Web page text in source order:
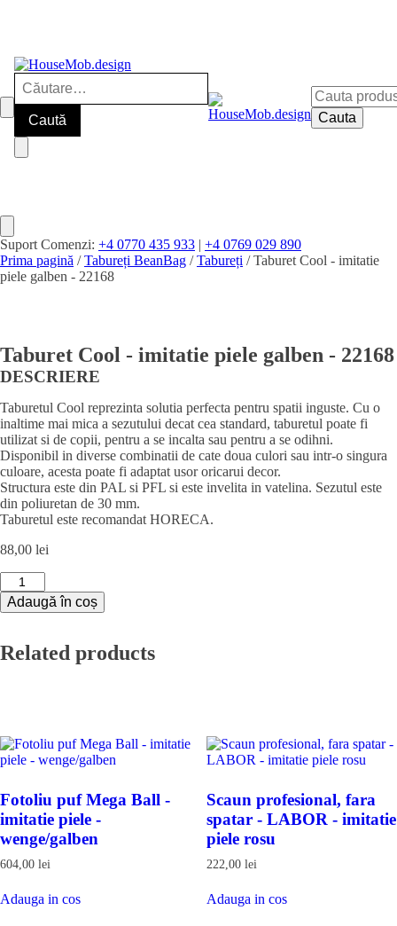
Caută
după:
Cauta
după:
Cauta
Suport Comenzi: +4 0770 435 933 | +4 0769 029 890
Prima pagină /Tabureți BeanBag /Tabureți / Taburet Cool - imitatie
piele galben - 22168
Taburet Cool - imitatie piele galben - 22168
DESCRIERE
Taburetul Cool reprezinta solutia perfecta pentru spatii inguste. Cu o
inaltime mai mica a sezutului decat cea standard, taburetul poate fi
utilizat si de copii, pentru a se incalta sau pentru a se odihni.
Disponibil in diverse combinatii de cate doua culori sau intr-o singura
culoare, acesta poate fi adaptat usor oricarui decor.
Structura este din PAL si PFL si este invelita in vatelina. Sezutul este
din poliuretan de 30 mm.
Taburetul este recomandat HORECA.
88,00 lei
Cantitate
Taburet
Cool
imitatie
piele
Adaugă în coș
Related products
Fotoliu puf Mega Ball -
imitatie piele -
wenge/galben
604,00 lei
Adauga in cosin
Scaun profesional, fara
spatar - LABOR - imitatie
piele rosu
222,00 lei
Adauga in cosin